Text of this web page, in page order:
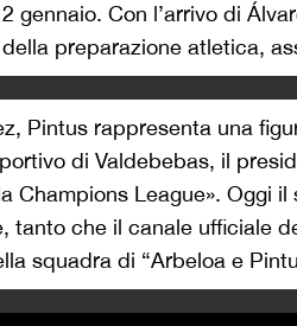
gennaio. Con l’arrivo di
preparazione atletica,
Pintus rappresenta una
di Valdebebas, il
Champions League». Oggi
tanto che il canale ufficiale
squadra di “Arbeloa e